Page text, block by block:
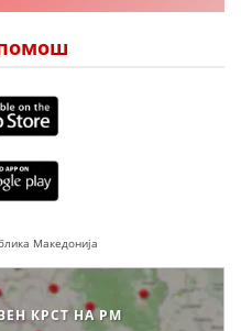
Македонија
КРСТ НА РМ